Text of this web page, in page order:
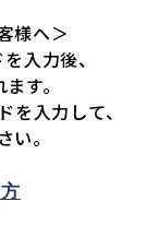
様へ＞
入力後、
す。
入力して、
。